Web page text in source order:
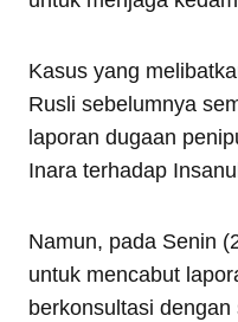
Kasus yang
Rusli sebelumnya
laporan dugaan
Inara terhadap
Namun, pada Senin
untuk mencabut
berkonsultasi